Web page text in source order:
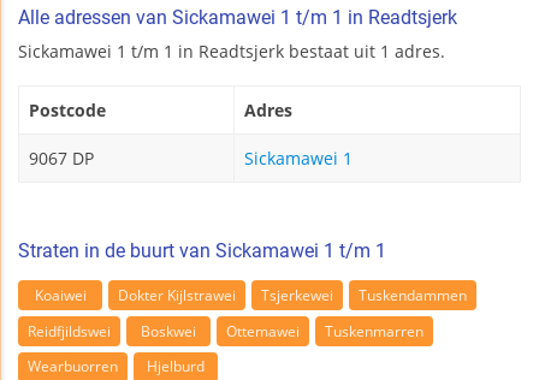
Alle adressen van Sickamawei 1 t/m 1 in Readtsjerk
Sickamawei 1 t/m 1 in Readtsjerk bestaat uit 1 adres.
Postcode Adres
9067 DP Sickamawei 1
Straten in de buurt van Sickamawei 1 t/m 1
Koaiwei Dokter Kijlstrawei Tsjerkewei
Tuskendammen
Reidfjildswei
Boskwei Ottemawei
Tuskenmarren
Wearbuorren
Hjelburd